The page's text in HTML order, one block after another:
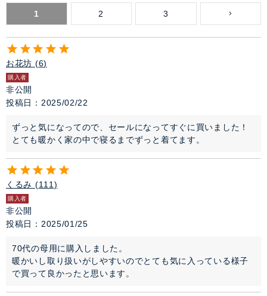
1 2 3
お花坊 6
購入者
非公開
投稿日
2025/02/22
ずっと気になってので、セールになってすぐに買いました！
とても暖かく家の中で寝るまでずっと着てます。
くるみ 111
購入者
非公開
投稿日
2025/01/25
70代の母用に購入しました。
暖かいし取り扱いがしやすいのでとても気に入っている様子
で買って良かったと思います。